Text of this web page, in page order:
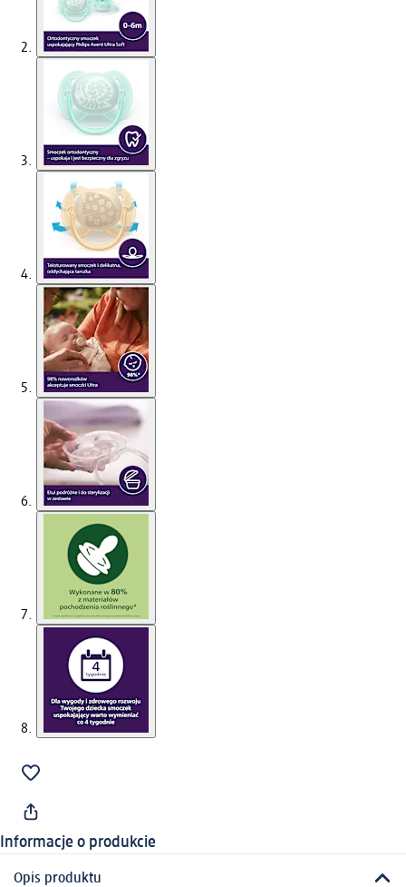
Informacje o produkcie
Opis produktu